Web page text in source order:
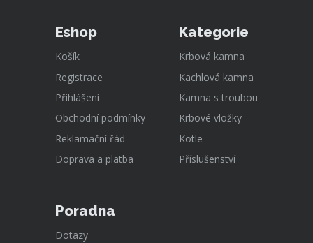
Eshop
Košík
Registrace
Přihlášení
Obchodní podmínky
Reklamační řád
Doprava a platba
Kategorie
Krbová kamna
Kachlová kamna
Kamna s troubou
Krbové vložky
Kotle
Příslušenství
Poradna
Dotazy